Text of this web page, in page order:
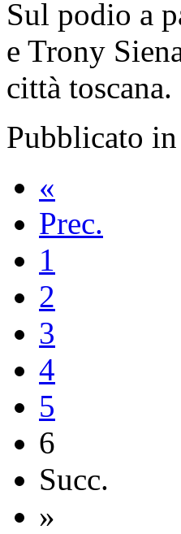
Sul podio a
e Trony
città toscana.
Pubblicato in
«
Prec.
1
2
3
4
5
6
Succ.
»